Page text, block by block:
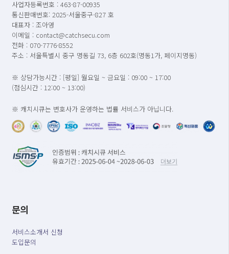
사업자등록번호 : 463-87-00935
통신판매번호: 2025-서울중구-827 호
대표자 : 조아영
이메일 : contact@catchsecu.com
전화 : 070-7776-8552
주소 : 서울특별시 중구 명동길 73, 6층 602호(명동1가, 페이지명동)
※ 상담가능시간 : [평일] 월요일 ~ 금요일 : 09:00 ~ 17:00
(점심시간 : 12:00 ~ 13:00)
※ 캐치시큐는 변호사가 운영하는 법률 서비스가 아닙니다.
문의
서비스소개서 신청
도입문의